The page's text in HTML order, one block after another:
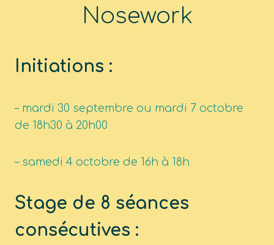
Nosework
Initiations :
– mardi 30 septembre ou mardi 7 octobre
de 18h30 à 20h00
– samedi 4 octobre de 16h à 18h
Stage de 8 séances
consécutives :